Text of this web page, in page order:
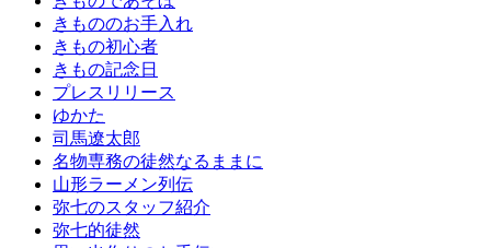
きもののお手入れ
きもの初心者
きもの記念日
プレスリリース
ゆかた
司馬遼太郎
名物専務の徒然なるままに
山形ラーメン列伝
弥七のスタッフ紹介
弥七的徒然